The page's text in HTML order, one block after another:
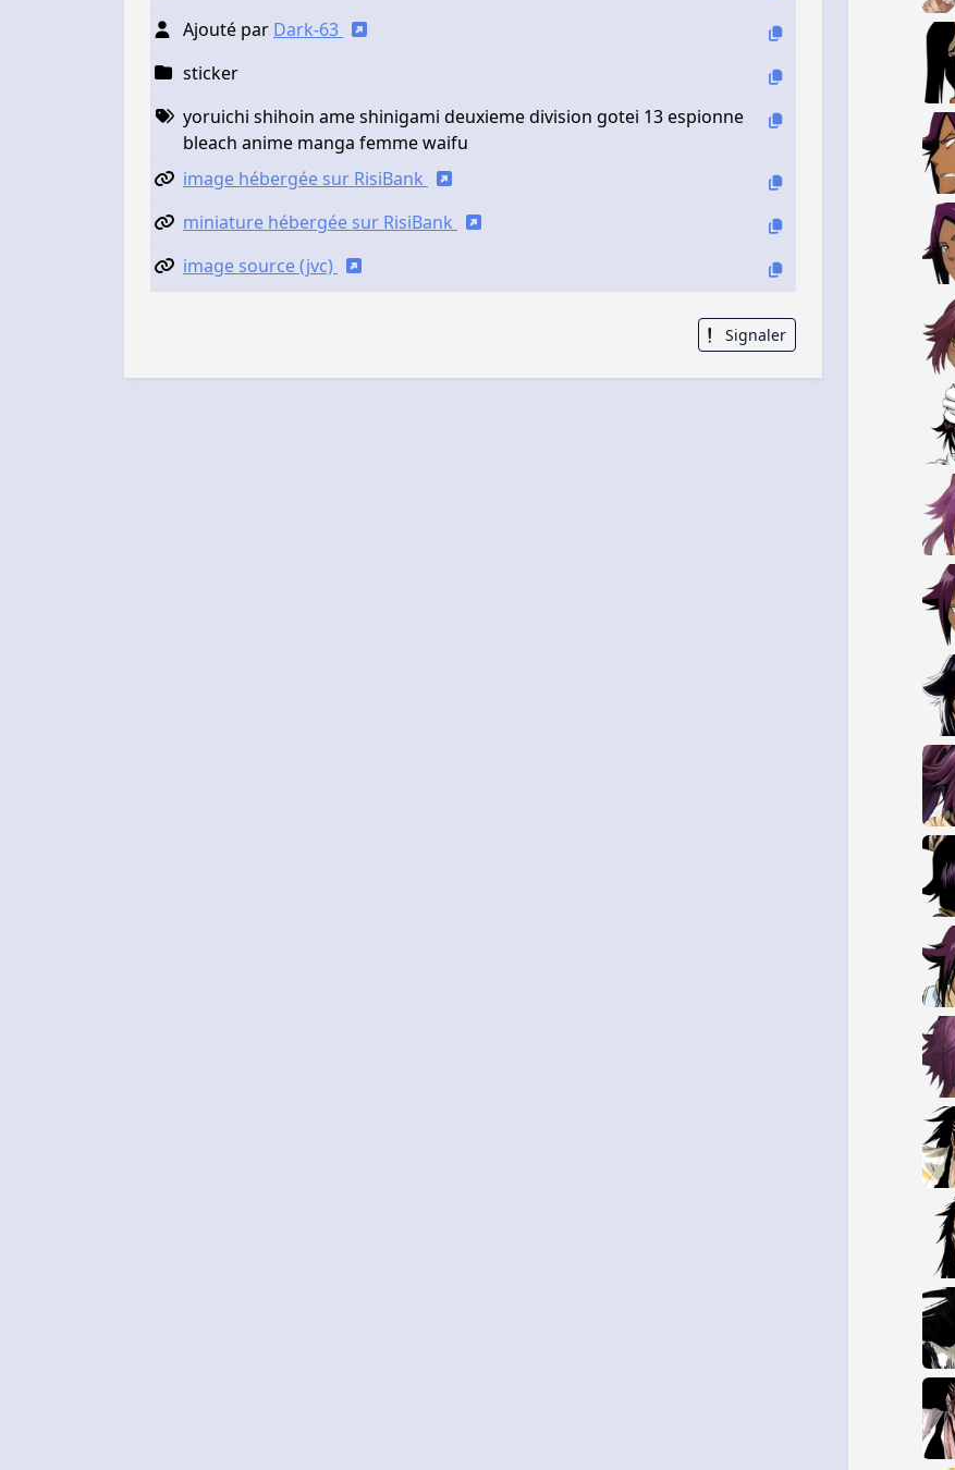
Ajouté par Dark-63
sticker
yoruichi shihoin ame shinigami deuxieme division gotei 13 espionne
bleach anime manga femme waifu
image hébergée sur RisiBank
miniature hébergée sur RisiBank
image source (jvc)
Signaler